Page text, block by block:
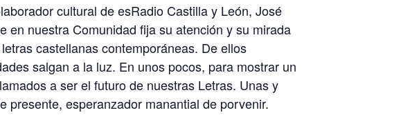
cultural de esRadio Castilla y León, José
en nuestra Comunidad fija su atención y su mirada
castellanas contemporáneas. De ellos
salgan a la luz. En unos pocos, para mostrar un
a ser el futuro de nuestras Letras. Unas y
presente, esperanzador manantial de porvenir.